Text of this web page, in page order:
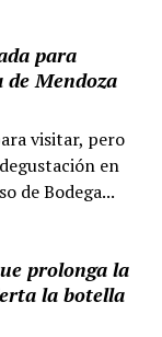
para
Mendoza
visitar, pero
en
de Bodega...
prolonga la
la botella